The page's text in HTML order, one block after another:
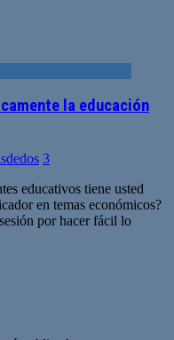
la educación
3
educativos tiene usted
en temas económicos?
por hacer fácil lo